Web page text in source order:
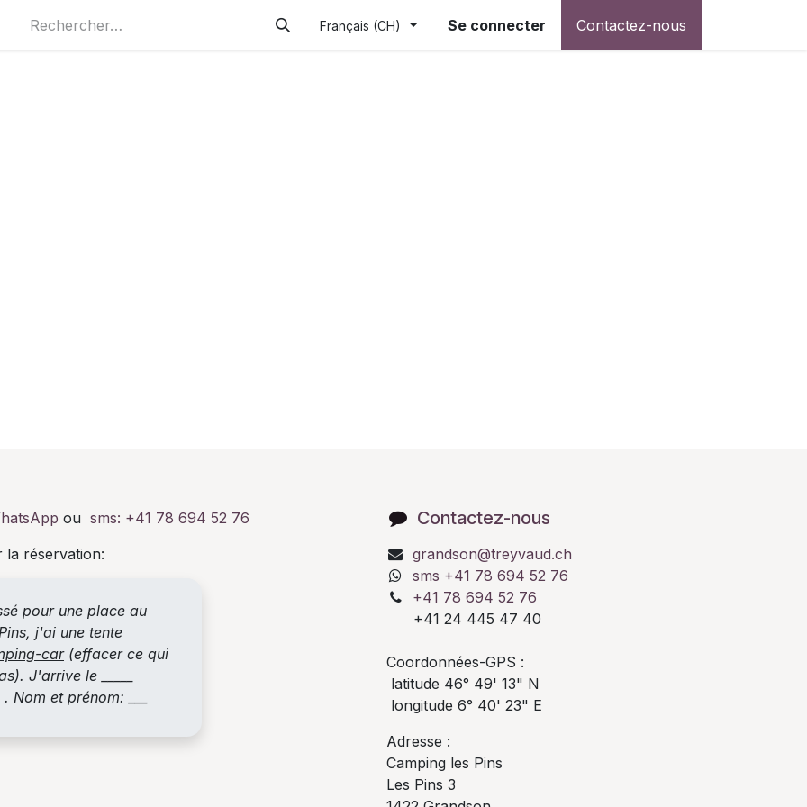
Français (CH) Se connecter Contactez-nous
ou sms: +41 78 694 52 76
la réservation:
pour une place au
j'ai une tente
car(effacer ce qui
J'arrive le _____
. Nom et prénom: ___
Contactez-nous
grandson@treyvaud.ch
sms +41 78 694 52 76
+41 78 694 52 76
+41 24 445 47 40
Coordonnées-GPS :
latitude 46° 49' 13" N
longitude 6° 40' 23" E
Adresse :
Camping les Pins
Les Pins 3